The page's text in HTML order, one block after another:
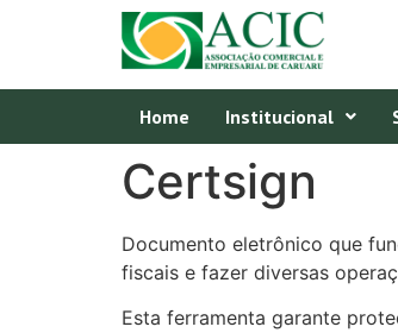
Home Institucional
Certsign
Documento eletrônico que
fiscais e fazer diversas
Esta ferramenta garante